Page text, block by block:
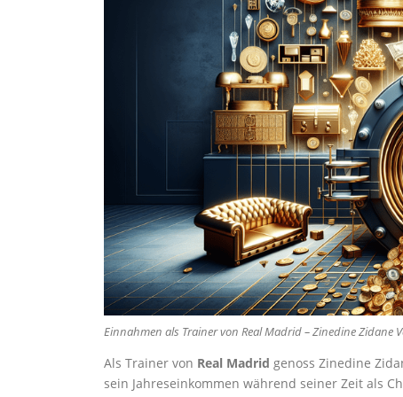
Einnahmen als Trainer von Real Madrid – Zinedine Zidane
Als Trainer von Real Madrid genoss Zinedine
sein Jahreseinkommen während seiner Zeit als